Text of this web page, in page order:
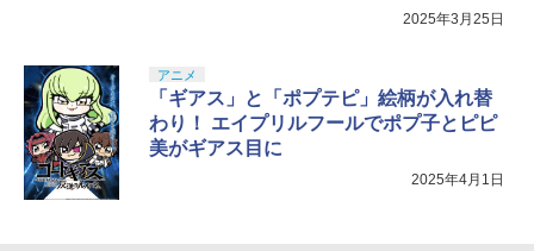
2025年3月25日
アニメ
「ギアス」と「ポプテピ」絵柄が入れ替
わり！ エイプリルフールでポプ子とピピ
美がギアス目に
2025年4月1日